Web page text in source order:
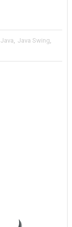
Java, Java Swing,